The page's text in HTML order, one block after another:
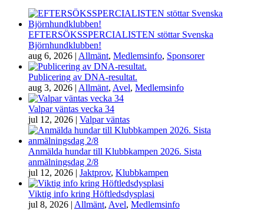
EFTERSÖKSSPERCIALISTEN stöttar Svenska
Björnhundklubben!
aug 6, 2026 | Allmänt, Medlemsinfo, Sponsorer
Publicering av DNA-resultat.
aug 3, 2026 | Allmänt, Avel, Medlemsinfo
Valpar väntas vecka 34
jul 12, 2026 | Valpar väntas
Anmälda hundar till Klubbkampen 2026. Sista
anmälningsdag 2/8
jul 12, 2026 | Jaktprov, Klubbkampen
Viktig info kring Höftledsdysplasi
jul 8, 2026 | Allmänt, Avel, Medlemsinfo